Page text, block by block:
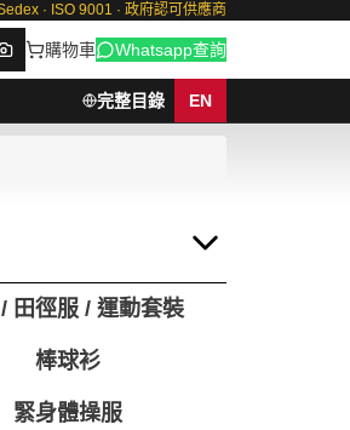
· ISO 9001 · 政府認可供應商
購物車 Whatsapp查詢
完整目錄 EN
田徑服 / 運動套裝
棒球衫
緊身體操服